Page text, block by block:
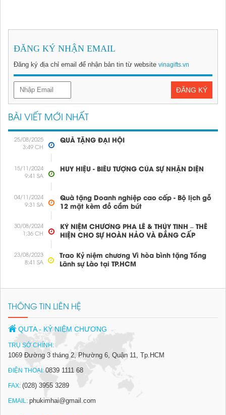
Mô hình trống đồng
Ốp lưng điện thoại Đặt hàng
ĐĂNG KÝ NHẬN EMAIL
Đăng ký địa chỉ email để nhận bản tin từ website vinagifts.vn
ĐĂNG KÝ
BÀI VIẾT MỚI NHẤT
25/08/2025
3:49 CH
QUÀ TẶNG ĐẠI HỘI
15/11/2024
9:41 SA
HUY HIỆU - BIỂU TƯỢNG CỦA SỰ NHẬN DIỆN
04/11/2024
9:31 SA
Quà tặng Doanh nghiệp cao cấp - Bộ lịch gỗ
12 mặt kèm đồ cắm bút
30/08/2024
1:36 CH
KỶ NIỆM CHƯƠNG PHA LÊ & THỦY TINH – THỂ
HIỆN CHO SỰ HOÀN HẢO VÀ ĐẲNG CẤP
23/08/2023
8:41 SA
Trao Kỷ niệm chương Vì hòa bình tặng Tổng
Lãnh sự Lào tại TP.HCM
THÔNG TIN LIÊN HỆ
QUTA - KỶ NIỆM CHƯƠNG
TRỤ SỞ CHÍNH:
1069 Đường 3 tháng 2, Phường 6, Quận 11, Tp.HCM
ĐIỆN THOẠI: 0839 1111 68
FAX: (028) 3955 3289
EMAIL: phukimhai@gmail.com